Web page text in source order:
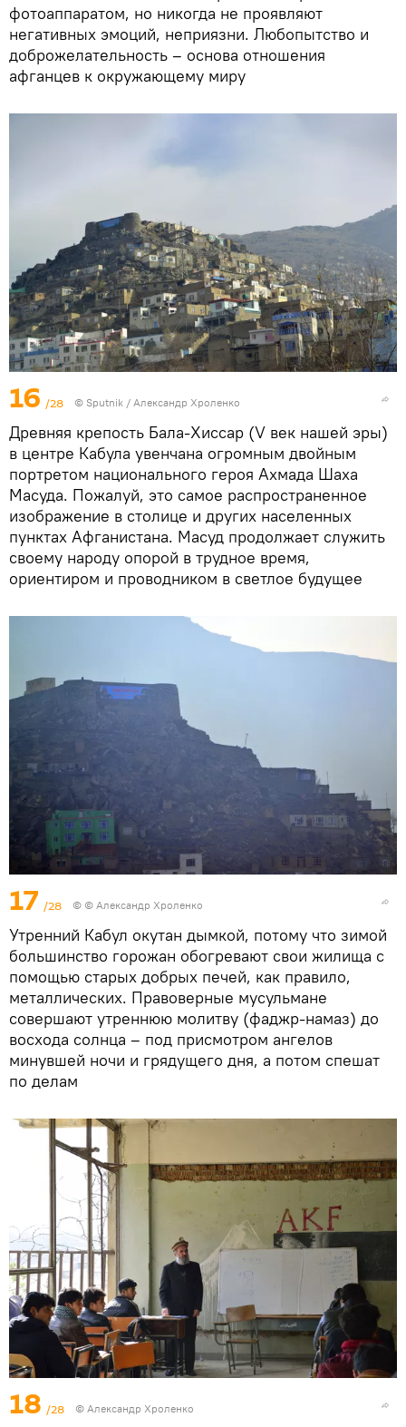
фотоаппаратом, но никогда не проявляют
негативных эмоций, неприязни. Любопытство и
доброжелательность – основа отношения
афганцев к окружающему миру
16 /28 © Sputnik / Александр Хроленко
Древняя крепость Бала-Хиссар (V век нашей эры)
в центре Кабула увенчана огромным двойным
портретом национального героя Ахмада Шаха
Масуда. Пожалуй, это самое распространенное
изображение в столице и других населенных
пунктах Афганистана. Масуд продолжает служить
своему народу опорой в трудное время,
ориентиром и проводником в светлое будущее
17 /28 © © Александр Хроленко
Утренний Кабул окутан дымкой, потому что зимой
большинство горожан обогревают свои жилища с
помощью старых добрых печей, как правило,
металлических. Правоверные мусульмане
совершают утреннюю молитву (фаджр-намаз) до
восхода солнца – под присмотром ангелов
минувшей ночи и грядущего дня, а потом спешат
по делам
18 /28 © Александр Хроленко